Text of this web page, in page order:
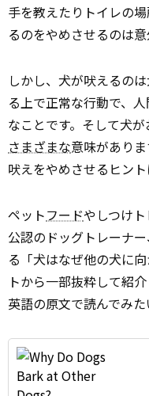
手を教えたりトイレの
るのをやめさせるのは
しかし、犬が吠えるの
る上で正常な行動で、
なことです。そして犬が
さまざまな意味があり
吠えをやめさせるヒン
ペットフードやしつけ
公認のドッグトレーナ
る「犬はなぜ他の犬に
トから一部抜粋して紹
英語の原文で読んでみ